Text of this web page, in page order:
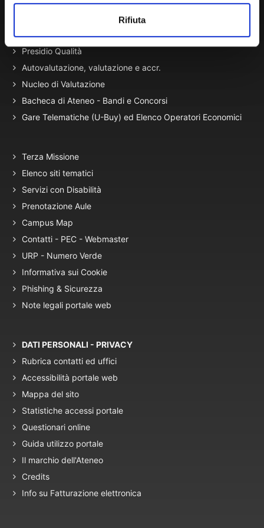
Rifiuta
Normativa di Ateneo
Presidio Qualità
Autovalutazione, valutazione e accr.
Nucleo di Valutazione
Bacheca di Ateneo - Bandi e Concorsi
Gare Telematiche (U-Buy) ed Elenco Operatori Economici
Terza Missione
Elenco siti tematici
Servizi con Disabilità
Prenotazione Aule
Campus Map
Contatti - PEC - Webmaster
URP - Numero Verde
Informativa sui Cookie
Phishing & Sicurezza
Note legali portale web
DATI PERSONALI - PRIVACY
Rubrica contatti ed uffici
Accessibilità portale web
Mappa del sito
Statistiche accessi portale
Questionari online
Guida utilizzo portale
Il marchio dell'Ateneo
Credits
Info su Fatturazione elettronica